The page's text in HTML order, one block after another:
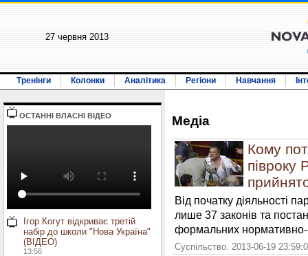
27 червня 2013
Тренінги Колонки Аналітика Регіони Навчання
ОСТАННI ВЛАСНI ВIДЕО
Ігор Когут відкриває третій
набір до школи "Нова Україна"
(ВІДЕО)
13:56
Медiа
Кому
півроку
Від початку діяльності
лише 37 законів та
формальних нормативно-
Суспільство. 2013-06-19